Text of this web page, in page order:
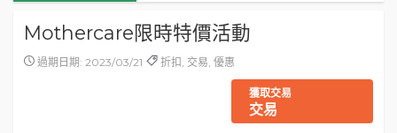
Mothercare限時特價活動
過期日期: 2023/03/21 折扣, 交易, 優惠
獲取交易
交易